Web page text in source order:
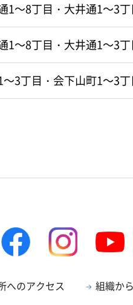
1～8丁目・大井通1～3
1～8丁目・大井通1～3
3丁目・会下山町1～3
へのアクセス 組織か